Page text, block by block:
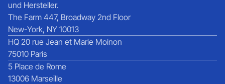
und Hersteller.
The Farm 447, Broadway 2nd Floor
New-York, NY 10013
HQ 20 rue Jean et Marie Moinon
75010 Paris
5 Place de Rome
13006 Marseille